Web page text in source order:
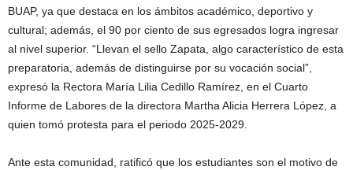
BUAP, ya que destaca en los ámbitos académico, deportivo y
cultural; además, el 90 por ciento de sus egresados logra ingresar
al nivel superior. “Llevan el sello Zapata, algo característico de esta
preparatoria, además de distinguirse por su vocación social”,
expresó la Rectora María Lilia Cedillo Ramírez, en el Cuarto
Informe de Labores de la directora Martha Alicia Herrera López, a
quien tomó protesta para el periodo 2025-2029.
Ante esta comunidad, ratificó que los estudiantes son el motivo de